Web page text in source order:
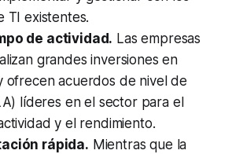
TI existentes.
de actividad. Las empresas
grandes inversiones en
ofrecen acuerdos de nivel de
líderes en el sector para el
y el rendimiento.
rápida. Mientras que la